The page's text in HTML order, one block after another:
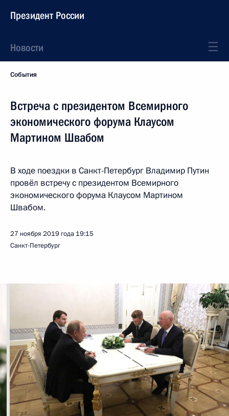
Президент России
Новости
События
Встреча с президентом Всемирного
экономического форума Клаусом
Мартином Швабом
В ходе поездки в Санкт-Петербург Владимир Путин
провёл встречу с президентом Всемирного
экономического форума Клаусом Мартином
Швабом.
27 ноября 2019 года 19:15
Санкт-Петербург